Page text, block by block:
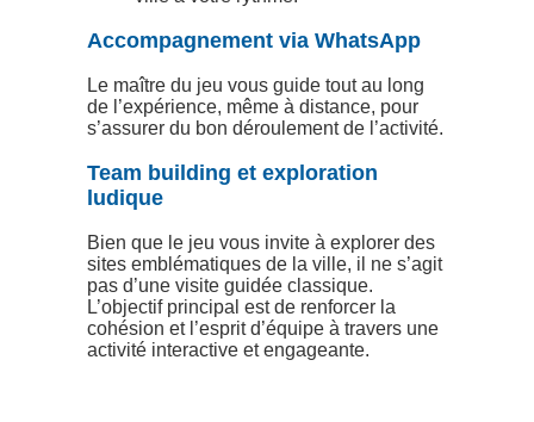
Accompagnement via WhatsApp
Le maître du jeu vous guide tout au long
de l’expérience, même à distance, pour
s’assurer du bon déroulement de l’activité.
Team building et exploration
ludique
Bien que le jeu vous invite à explorer des
sites emblématiques de la ville, il ne s’agit
pas d’une visite guidée classique.
L’objectif principal est de renforcer la
cohésion et l’esprit d’équipe à travers une
activité interactive et engageante.